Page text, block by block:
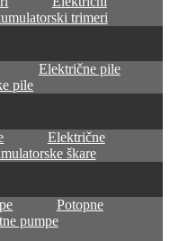
trimeri
Električne pile
pile
Električne
škare
Potopne
pumpe